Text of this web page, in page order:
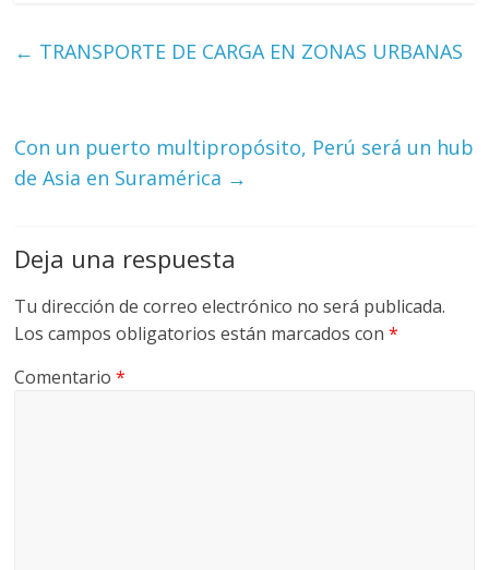
← TRANSPORTE DE CARGA EN ZONAS URBANAS
Con un puerto multipropósito, Perú será un hub
de Asia en Suramérica →
Deja una respuesta
Tu dirección de correo electrónico no será publicada.
Los campos obligatorios están marcados con*
Comentario*